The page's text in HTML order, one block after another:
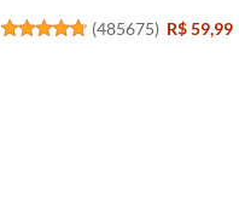
(485675) R$ 59,99